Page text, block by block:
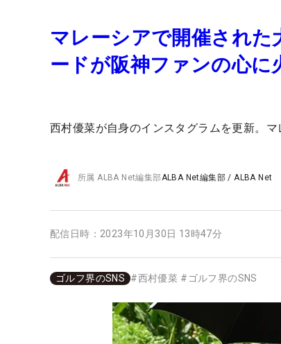
マレーシアで開催され
ードが阪神ファンの心に
西村優菜が自身のインスタグラムを更新。
所属ALBA Net編集部ALBA Net編集部 /ALBA Net
配信日時： 2023年10月30日 13時47分
ゴルフ界のSNS #西村優菜 # ゴルフ界のSNS